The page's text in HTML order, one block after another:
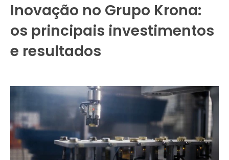
Inovação no Grupo Krona:
os principais investimentos
e resultados